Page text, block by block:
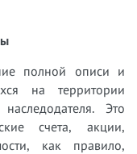
полной описи и
на территории
Это
счета, акции,
как правило,